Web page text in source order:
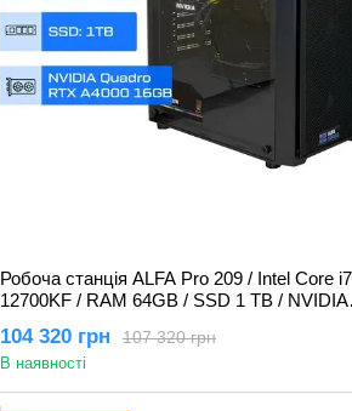
Робоча станція ALFA Pro 209 / Intel Core
12700KF / RAM 64GB / SSD 1 TB / NVIDIA
107 320 грн
104 320 грн
В наявності